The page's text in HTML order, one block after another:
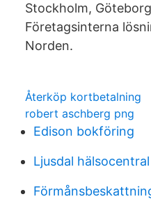
Stockholm,
Företagsinterna
Norden.
Återköp kortbetalning
robert aschberg png
Edison bokföring
Ljusdal hälsocentral